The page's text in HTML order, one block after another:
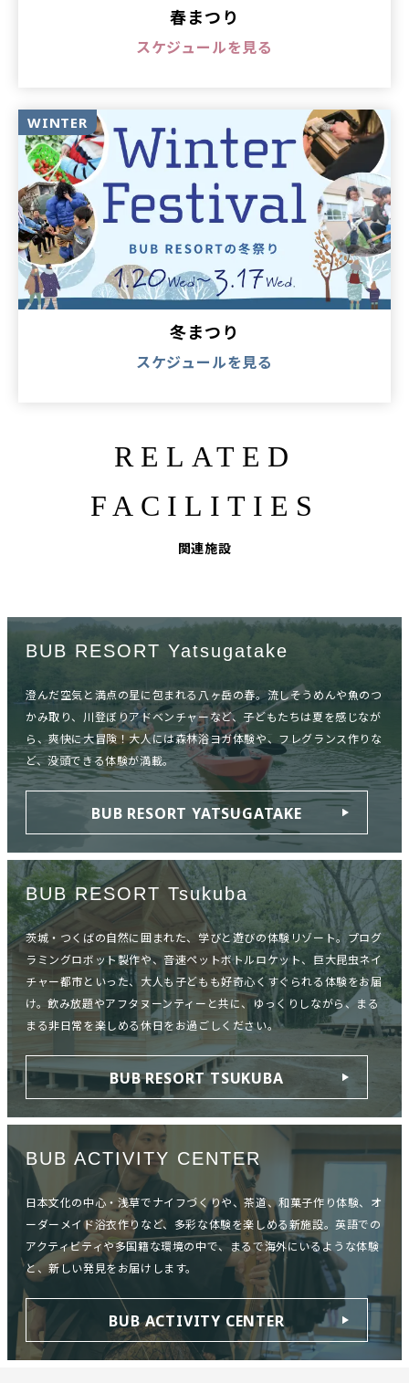
春まつり
スケジュールを見る
WINTER
冬まつり
スケジュールを見る
RELATED
FACILITIES
関連施設
BUB RESORT Yatsugatake
澄んだ空気と満点の星に包まれる八ヶ岳の春。流しそうめんや魚のつ
かみ取り、川登ぼりアドベンチャーなど、子どもたちは夏を感じなが
ら、爽快に大冒険！大人には森林浴ヨガ体験や、フレグランス作りな
ど、没頭できる体験が満載。
BUB RESORT YATSUGATAKE
BUB RESORT Tsukuba
茨城・つくばの自然に囲まれた、学びと遊びの体験リゾート。プログ
ラミングロボット製作や、音速ペットボトルロケット、巨大昆虫ネイ
チャー都市といった、大人も子どもも好奇心くすぐられる体験をお届
け。飲み放題やアフタヌーンティーと共に、ゆっくりしながら、まる
まる非日常を楽しめる休日をお過ごしください。
BUB RESORT TSUKUBA
BUB ACTIVITY CENTER
日本文化の中心・浅草でナイフづくりや、茶道、和菓子作り体験、オ
ーダーメイド浴衣作りなど、多彩な体験を楽しめる新施設。英語での
アクティビティや多国籍な環境の中で、まるで海外にいるような体験
と、新しい発見をお届けします。
BUB ACTIVITY CENTER